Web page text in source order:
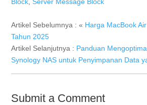
Artikel Sebelumnya : « Harga MacBook
Tahun 2025
Artikel Selanjutnya : Panduan
Synology NAS untuk Penyimpanan Data
Submit a Comment